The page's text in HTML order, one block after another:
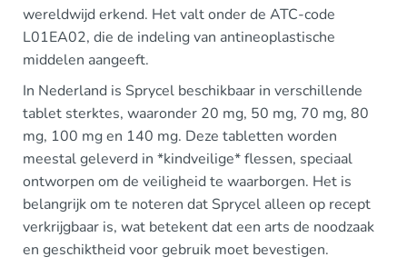
wereldwijd erkend. Het valt onder de ATC-code
L01EA02, die de indeling van antineoplastische
middelen aangeeft.
In Nederland is Sprycel beschikbaar in verschillende
tablet sterktes, waaronder 20 mg, 50 mg, 70 mg, 80
mg, 100 mg en 140 mg. Deze tabletten worden
meestal geleverd in *kindveilige* flessen, speciaal
ontworpen om de veiligheid te waarborgen. Het is
belangrijk om te noteren dat Sprycel alleen op recept
verkrijgbaar is, wat betekent dat een arts de noodzaak
en geschiktheid voor gebruik moet bevestigen.